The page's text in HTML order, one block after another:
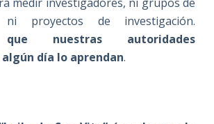
ni proyectos de investigación.
que nuestras autoridades
día lo aprendan.